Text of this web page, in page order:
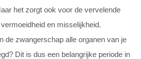
het zorgt ook voor de vervelende
en misselijkheid.
de zwangerschap alle organen van je
Dit is dus een belangrijke periode in